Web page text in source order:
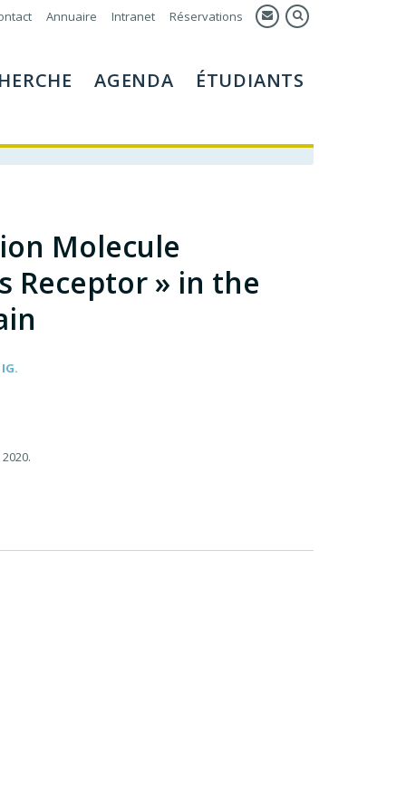
Annuaire Intranet Réservations
AGENDA ÉTUDIANTS
Molecule
Receptor » in the